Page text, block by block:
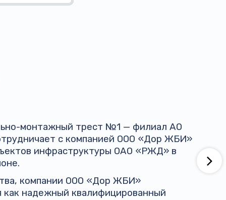
монтажный трест №1 — филиал АО
с компанией ООО «Дор ЖБИ»
инфраструктуры ОАО «РЖД» в
компании ООО «Дор ЖБИ»
как надежный квалифицированный